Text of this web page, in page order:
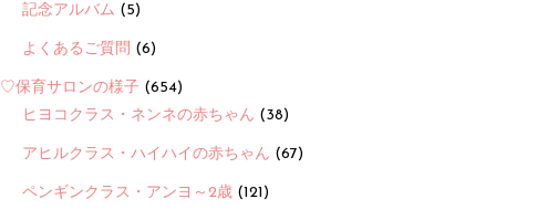
記念アルバム (5)
よくあるご質問 (6)
♡保育サロンの様子 (654)
ヒヨコクラス・ネンネの赤ちゃん (38)
アヒルクラス・ハイハイの赤ちゃん (67)
ペンギンクラス・アンヨ～2歳 (121)